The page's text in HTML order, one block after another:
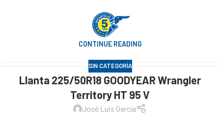
CONTINUE READING
SIN CATEGORÍA
Llanta 225/50R18 GOODYEAR Wrangler
Territory HT 95 V
José Luis García